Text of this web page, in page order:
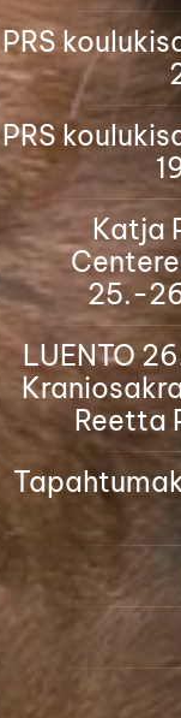
PRS
PRS
Katja
25.-
LUENTO
Reetta